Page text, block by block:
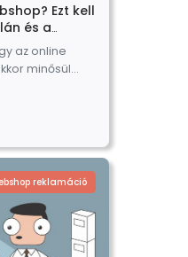
Ezt kell
és a
az online
minősül
kiállítja,
reklamáció